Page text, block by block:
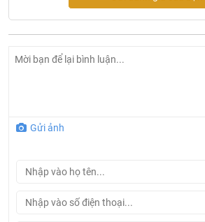
Sản phẩm có nắp và bệ ngồi đóng êm.
Chức năng phun rửa đại tiện
Số lỗ phun: 3 lỗ.
Số lỗ phun: 7 lỗ.
Gửi ảnh